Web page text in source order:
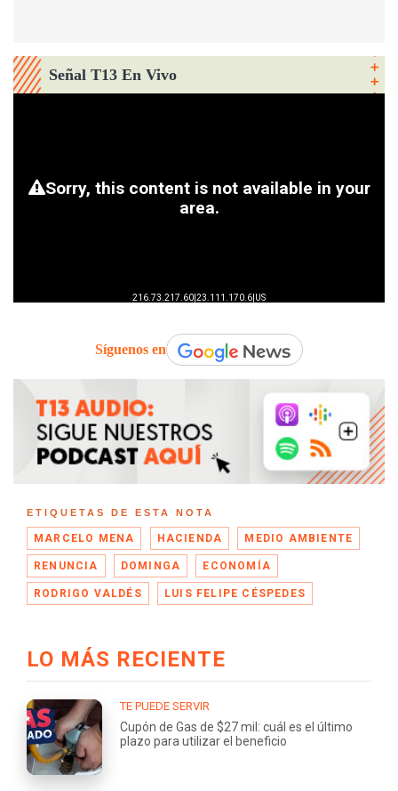
Señal T13 En Vivo
Síguenos en
ETIQUETAS DE ESTA NOTA
MARCELO MENA HACIENDA MEDIO AMBIENTE
RENUNCIA DOMINGA ECONOMÍA
RODRIGO VALDÉS LUIS FELIPE CÉSPEDES
LO MÁS RECIENTE
TE PUEDE SERVIR
Cupón de Gas de $27 mil: cuál es el último
plazo para utilizar el beneficio